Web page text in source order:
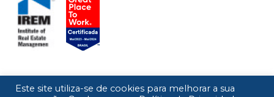
Este site utiliza-se de cookies para melhorar a sua